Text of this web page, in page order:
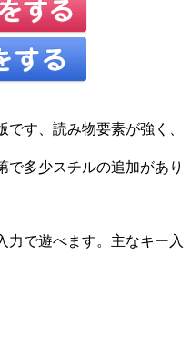
す、読み物要素が強く、
で多少スチルの追加があり
力で遊べます。主なキー入